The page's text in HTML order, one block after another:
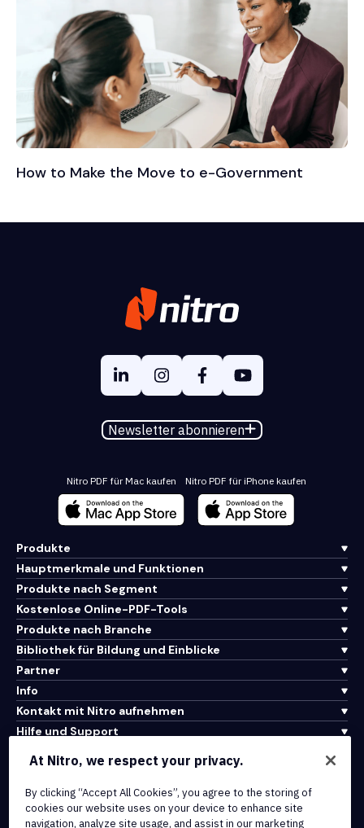
How to Make the Move to e-Government
Newsletter abonnieren
Nitro PDF für Mac kaufen Nitro PDF für iPhone kaufen
Produkte
Hauptmerkmale und Funktionen
Produkte nach Segment
Kostenlose Online-PDF-Tools
Produkte nach Branche
Bibliothek für Bildung und Einblicke
Partner
Info
Kontakt mit Nitro aufnehmen
Hilfe und Support
Nutzungsbedingungen
Cookie-Richtlinie
At Nitro, we respect your privacy.
By clicking “Accept All Cookies”, you agree to the storing of
cookies our website uses on your device to enhance site
navigation, analyze site usage, and assist in our marketing